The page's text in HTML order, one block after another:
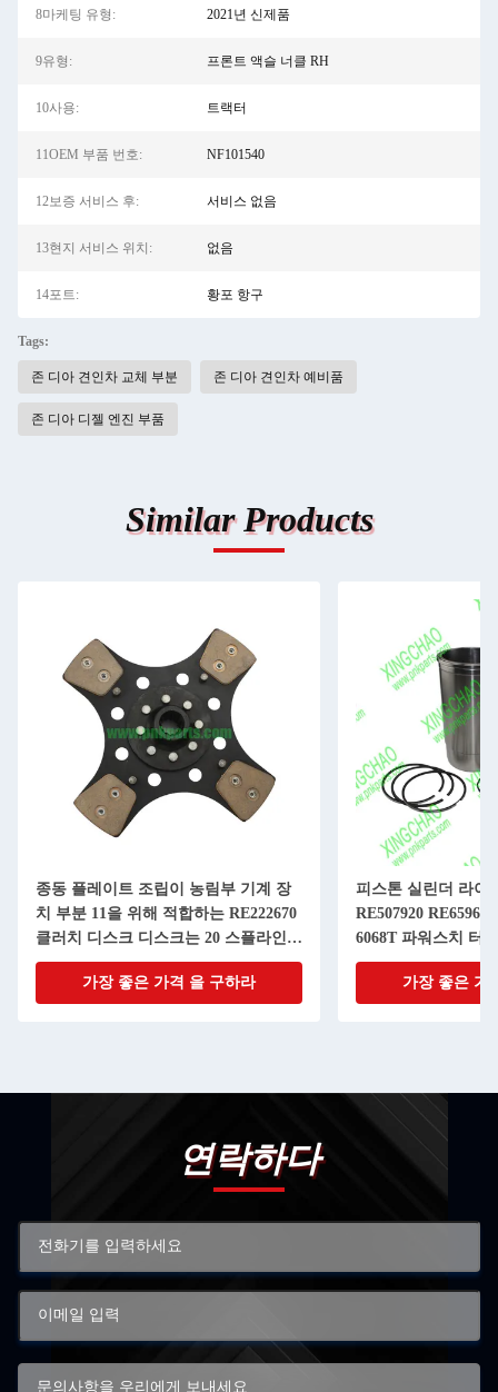
8마케팅 유형: 2021년 신제품
9유형: 프론트 액슬 너클 RH
10사용: 트랙터
11OEM 부품 번호: NF101540
12보증 서비스 후: 서비스 없음
13현지 서비스 위치: 없음
14포트: 황포 항구
Tags:
존 디아 견인차 교체 부분 존 디아 견인차 예비품
존 디아 디젤 엔진 부품
Similar Products
종동 플레이트 조립이 농림부 기계 장
치 부분 11을 위해 적합하는 RE222670
클러치 디스크 디스크는 20 스플라인으
로 조금씩 움직입니다
가장 좋은 가격 을 구하라
피스톤 실린더 라이
RE507920 RE65967
6068T 파워스치 터
가장 좋은 가
연락하다